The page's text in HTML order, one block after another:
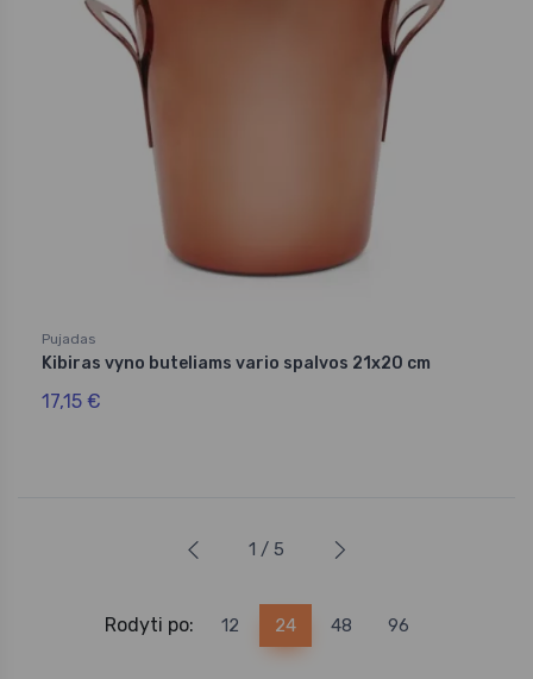
Pujadas
Kibiras vyno buteliams vario spalvos 21x20 cm
17,15 €
1 / 5
Rodyti po: 12 24 48 96